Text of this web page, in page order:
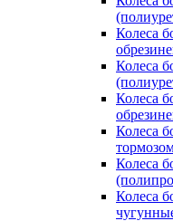
Колеса
Колеса
Колеса
Колеса
Колеса
Колеса